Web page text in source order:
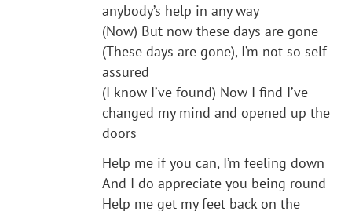
anybody’s help in any way
(Now) But now these days are gone
(These days are gone), I’m not so self
assured
(I know I’ve found) Now I find I’ve
changed my mind and opened up the
doors
Help me if you can, I’m feeling down
And I do appreciate you being round
Help me get my feet back on the